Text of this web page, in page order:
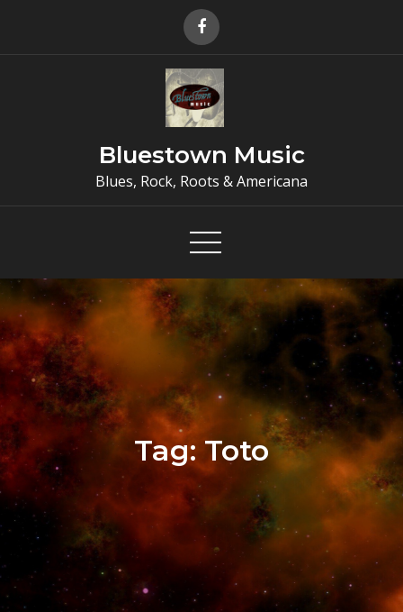
Bluestown Music
Blues, Rock, Roots & Americana
Tag:Toto